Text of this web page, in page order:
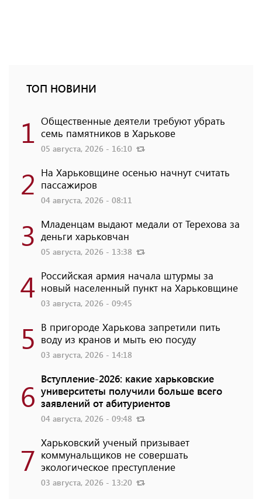
ТОП НОВИНИ
1 Общественные деятели требуют убрать
семь памятников в Харькове
05 августа, 2026 - 16:10
2 На Харьковщине осенью начнут считать
пассажиров
04 августа, 2026 - 08:11
3 Младенцам выдают медали от Терехова за
деньги харьковчан
05 августа, 2026 - 13:38
4 Российская армия начала штурмы за
новый населенный пункт на Харьковщине
03 августа, 2026 - 09:45
5 В пригороде Харькова запретили пить
воду из кранов и мыть ею посуду
03 августа, 2026 - 14:18
6 Вступление-2026: какие харьковские
университеты получили больше всего
заявлений от абитуриентов
04 августа, 2026 - 09:48
7 Харьковский ученый призывает
коммунальщиков не совершать
экологическое преступление
03 августа, 2026 - 13:20